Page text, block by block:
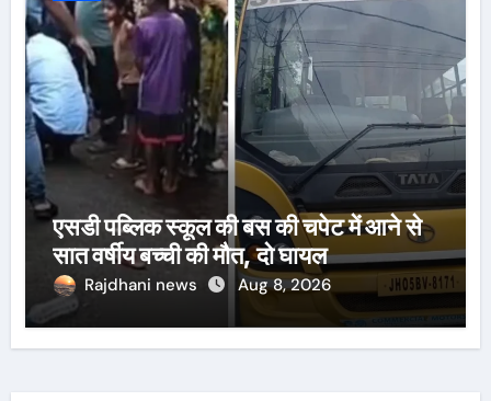
एसडी पब्लिक स्कूल की बस की चपेट में आने से
सात वर्षीय बच्ची की मौत, दो घायल
Rajdhani news Aug 8, 2026